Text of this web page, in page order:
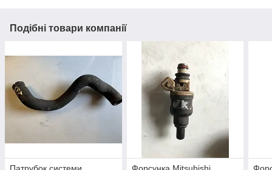
Подібні товари компанії